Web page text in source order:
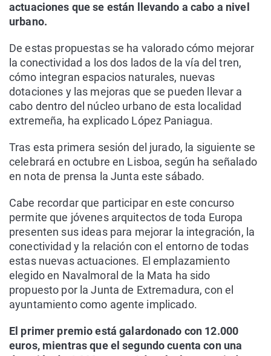
actuaciones que se están llevando a cabo a nivel
urbano.
De estas propuestas se ha valorado cómo mejorar
la conectividad a los dos lados de la vía del tren,
cómo integran espacios naturales, nuevas
dotaciones y las mejoras que se pueden llevar a
cabo dentro del núcleo urbano de esta localidad
extremeña, ha explicado López Paniagua.
Tras esta primera sesión del jurado, la siguiente se
celebrará en octubre en Lisboa, según ha señalado
en nota de prensa la Junta este sábado.
Cabe recordar que participar en este concurso
permite que jóvenes arquitectos de toda Europa
presenten sus ideas para mejorar la integración, la
conectividad y la relación con el entorno de todas
estas nuevas actuaciones. El emplazamiento
elegido en Navalmoral de la Mata ha sido
propuesto por la Junta de Extremadura, con el
ayuntamiento como agente implicado.
El primer premio está galardonado con 12.000
euros, mientras que el segundo cuenta con una